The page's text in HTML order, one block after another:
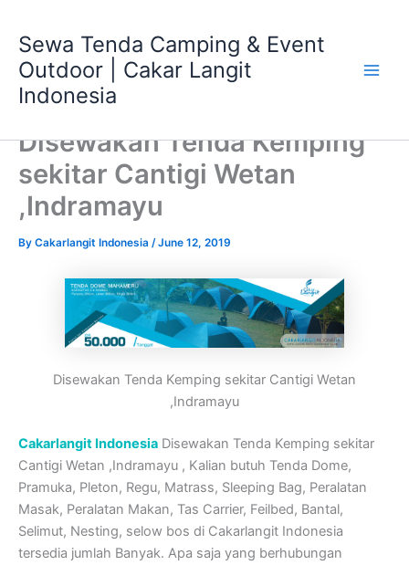
content
Sewa Tenda Camping & Event
Outdoor | Cakar Langit
Indonesia
Disewakan Tenda Kemping
sekitar Cantigi Wetan
,Indramayu
By Cakarlangit Indonesia /June 12, 2019
Disewakan Tenda Kemping sekitar Cantigi Wetan
,Indramayu
Cakarlangit Indonesia Disewakan Tenda Kemping sekitar
Cantigi Wetan ,Indramayu , Kalian butuh Tenda Dome,
Pramuka, Pleton, Regu, Matrass, Sleeping Bag, Peralatan
Masak, Peralatan Makan, Tas Carrier, Feilbed, Bantal,
Selimut, Nesting, selow bos di Cakarlangit Indonesia
tersedia jumlah Banyak. Apa saja yang berhubungan